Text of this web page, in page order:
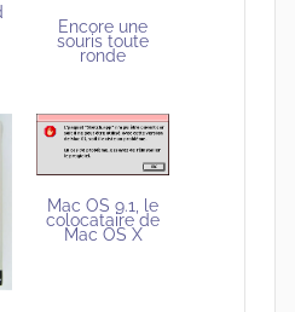
Encore une
souris toute
ronde
Mac OS 9.1, le
colocataire de
Mac OS X